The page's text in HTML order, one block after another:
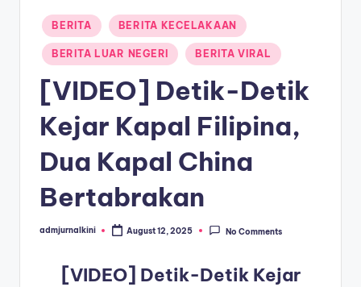
Posted
in
BERITA BERITA KECELAKAAN
BERITA LUAR NEGERI BERITA VIRAL
[VIDEO] Detik-Detik
Kejar Kapal Filipina,
Dua Kapal China
Bertabrakan
Posted
admjurnalkini August 12, 2025 No Comments
[VIDEO] Detik-Detik Kejar